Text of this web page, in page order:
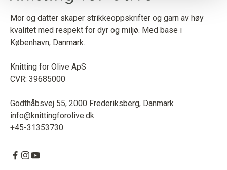
Mor og datter skaper strikkeoppskrifter og garn av høy
kvalitet med respekt for dyr og miljø. Med base i
København, Danmark.
Knitting for Olive ApS
CVR: 39685000
Godthåbsvej 55, 2000 Frederiksberg, Danmark
info@knittingforolive.dk
+45-31353730